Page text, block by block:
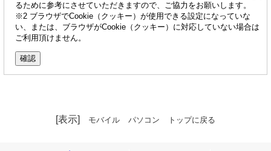
るために参考にさせていただきますので、ご協力をお願いします。
※2 ブラウザでCookie（クッキー）が使用できる設定になっていな
い、または、ブラウザがCookie（クッキー）に対応していない場合は
ご利用頂けません。
[表示] モバイル パソコン トップに戻る